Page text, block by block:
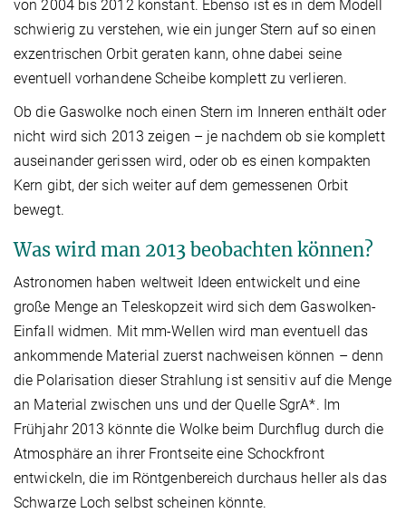
von 2004 bis 2012 konstant. Ebenso ist es in dem Modell
schwierig zu verstehen, wie ein junger Stern auf so einen
exzentrischen Orbit geraten kann, ohne dabei seine
eventuell vorhandene Scheibe komplett zu verlieren.
Ob die Gaswolke noch einen Stern im Inneren enthält oder
nicht wird sich 2013 zeigen – je nachdem ob sie komplett
auseinander gerissen wird, oder ob es einen kompakten
Kern gibt, der sich weiter auf dem gemessenen Orbit
bewegt.
Was wird man 2013 beobachten können?
Astronomen haben weltweit Ideen entwickelt und eine
große Menge an Teleskopzeit wird sich dem Gaswolken-
Einfall widmen. Mit mm-Wellen wird man eventuell das
ankommende Material zuerst nachweisen können – denn
die Polarisation dieser Strahlung ist sensitiv auf die Menge
an Material zwischen uns und der Quelle SgrA*. Im
Frühjahr 2013 könnte die Wolke beim Durchflug durch die
Atmosphäre an ihrer Frontseite eine Schockfront
entwickeln, die im Röntgenbereich durchaus heller als das
Schwarze Loch selbst scheinen könnte.